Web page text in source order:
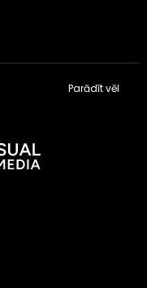
Parādīt vēl